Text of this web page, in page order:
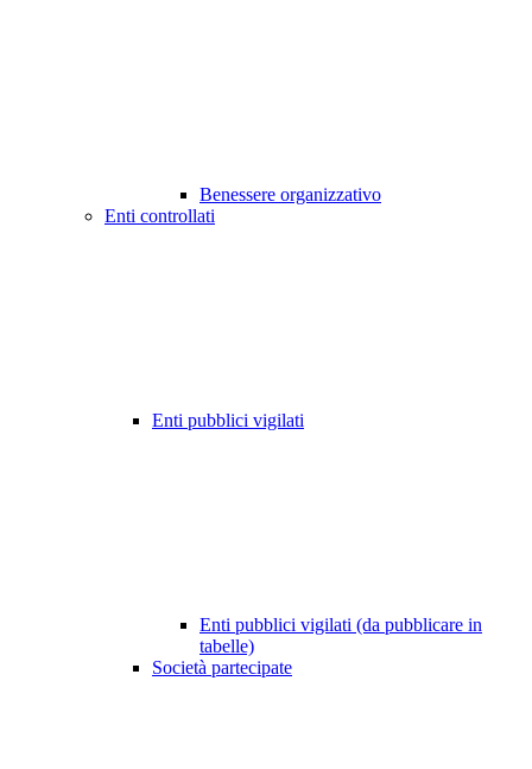
Benessere organizzativo
Enti controllati
Enti pubblici vigilati
Enti pubblici vigilati (da pubblicare in
tabelle)
Società partecipate